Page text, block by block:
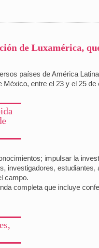
de Luxamérica,
países de América
entre el 23 y el 25 de
impulsar la
investigadores, estudiantes,
campo.
completa que incluye